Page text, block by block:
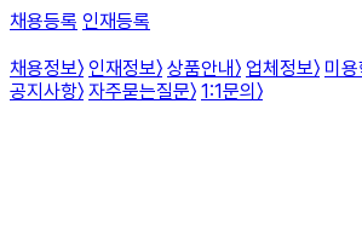
채용등록 인재등록
채용정보〉 인재정보〉 상품안내 〉 업체정보〉 미
공지사항〉 자주묻는질문〉 1:1문의 〉